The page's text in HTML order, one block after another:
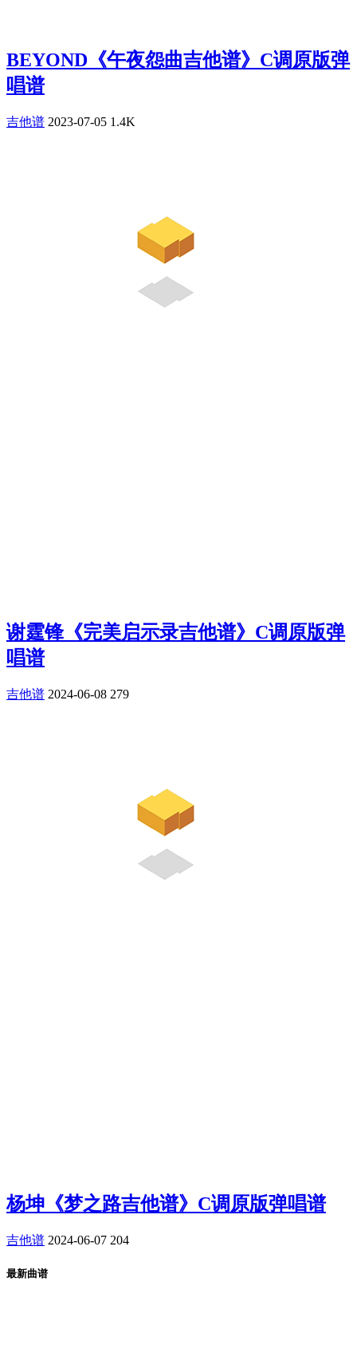
BEYOND《午夜怨曲吉他谱》C调原版弹
唱谱
吉他谱 2023-07-05 1.4K
谢霆锋《完美启示录吉他谱》C调原版弹
唱谱
吉他谱 2024-06-08 279
杨坤《梦之路吉他谱》C调原版弹唱谱
吉他谱 2024-06-07 204
最新曲谱